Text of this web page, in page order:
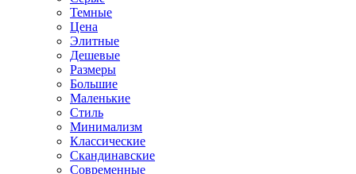
Темные
Цена
Элитные
Дешевые
Размеры
Большие
Маленькие
Стиль
Минимализм
Классические
Скандинавские
Современные